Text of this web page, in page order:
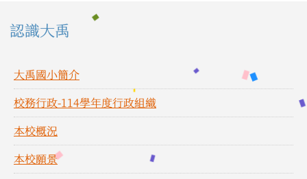
左邊區域內容
認識大禹
大禹國小簡介
校務行政-114學年度行政組織
本校概況
本校願景